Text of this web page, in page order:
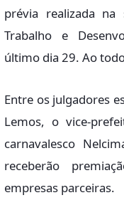
prévia realizada na
Trabalho e
último dia 29. Ao
Entre os julgadores
Lemos, o vice-
carnavalesco
receberão
empresas parceiras.